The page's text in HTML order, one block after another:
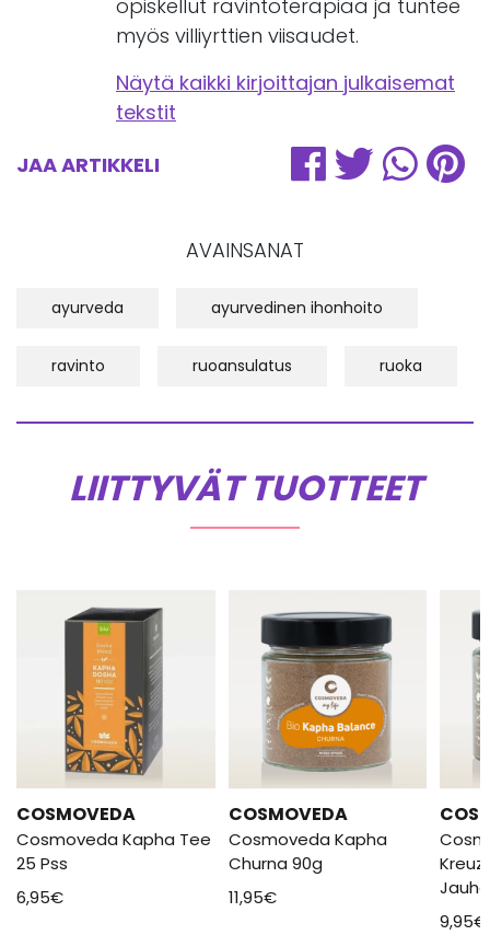
opiskellut ravintoterapiaa ja tuntee
myös villiyrttien viisaudet.
Näytä kaikki kirjoittajan julkaisemat
tekstit
JAA ARTIKKELI
AVAINSANAT
ayurveda ayurvedinen ihonhoito
ravinto ruoansulatus ruoka
LIITTYVÄT TUOTTEET
COSMOVEDA
Cosmoveda Kapha Tee
25 Pss
6,95€
COSMOVEDA
Cosmoveda Kapha
Churna 90g
11,95€
9,95€